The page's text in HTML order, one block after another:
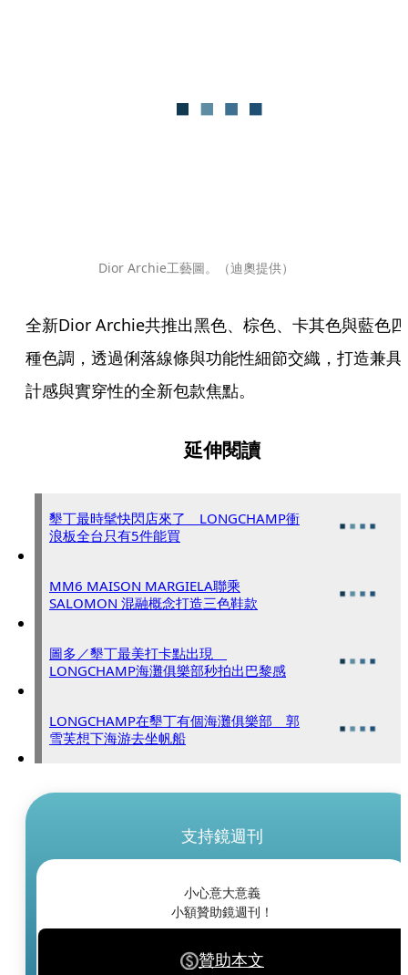
Dior Archie工藝圖。（迪奧提供）
全新Dior Archie共推出黑色、棕色、卡其色與藍色四
種色調，透過俐落線條與功能性細節交織，打造兼具
計感與實穿性的全新包款焦點。
延伸閱讀
墾丁最時髦快閃店來了 LONGCHAMP衝
浪板全台只有5件能買
MM6 MAISON MARGIELA聯乘
SALOMON 混融概念打造三色鞋款
圖多／墾丁最美打卡點出現
LONGCHAMP海灘俱樂部秒拍出巴黎感
LONGCHAMP在墾丁有個海灘俱樂部 郭
雪芙想下海游去坐帆船
支持鏡週刊
小心意大意義
小額贊助鏡週刊！
贊助本文